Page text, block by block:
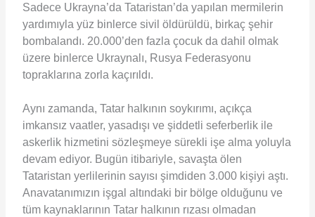
Sadece Ukrayna’da Tataristan’da yapılan mermilerin
yardımıyla yüz binlerce sivil öldürüldü, birkaç şehir
bombalandı. 20.000’den fazla çocuk da dahil olmak
üzere binlerce Ukraynalı, Rusya Federasyonu
topraklarına zorla kaçırıldı.
Aynı zamanda, Tatar halkının soykırımı, açıkça
imkansız vaatler, yasadışı ve şiddetli seferberlik ile
askerlik hizmetini sözleşmeye sürekli işe alma yoluyla
devam ediyor. Bugün itibariyle, savaşta ölen
Tataristan yerlilerinin sayısı şimdiden 3.000 kişiyi aştı.
Anavatanımızın işgal altındaki bir bölge olduğunu ve
tüm kaynaklarının Tatar halkının rızası olmadan